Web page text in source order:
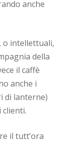
anche
o intellettuali,
della
il caffè
anche i
di lanterne)
clienti.
il tutt’ora